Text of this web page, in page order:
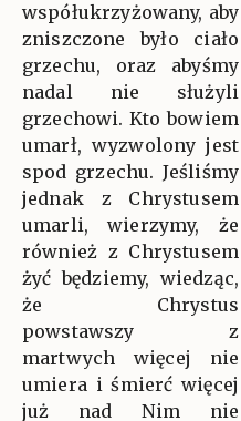
współukrzyżowany, aby
zniszczone było ciało
grzechu, oraz abyśmy
nadal nie służyli
grzechowi. Kto bowiem
umarł, wyzwolony jest
spod grzechu. Jeśliśmy
jednak z Chrystusem
umarli, wierzymy, że
również z Chrystusem
żyć będziemy, wiedząc,
że Chrystus
powstawszy z
martwych więcej nie
umiera i śmierć więcej
już nad Nim nie